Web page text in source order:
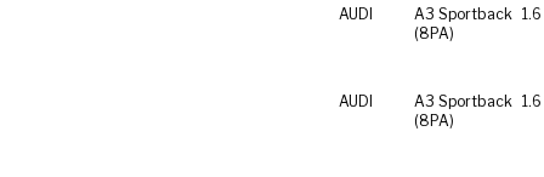
AUDI
A3 Sportback
(8PA)
1.6
AUDI
A3 Sportback
(8PA)